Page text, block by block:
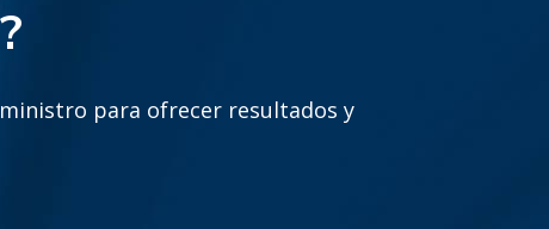
para ofrecer resultados y